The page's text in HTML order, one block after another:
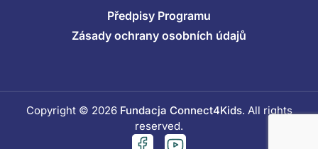
Předpisy Programu
Zásady ochrany osobních údajů
Copyright © 2026 Fundacja Connect4Kids. All rights
reserved.